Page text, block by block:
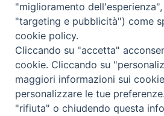
Copyright © 2019 - Tutti
Trentina Editrice
Privacy Policy
"miglioramento
"targeting e pubblicità") come
cookie policy.
Cliccando su "accetta"
cookie. Cliccando su
maggiori informazioni sui
personalizzare le tue
"rifiuta" o chiudendo questa